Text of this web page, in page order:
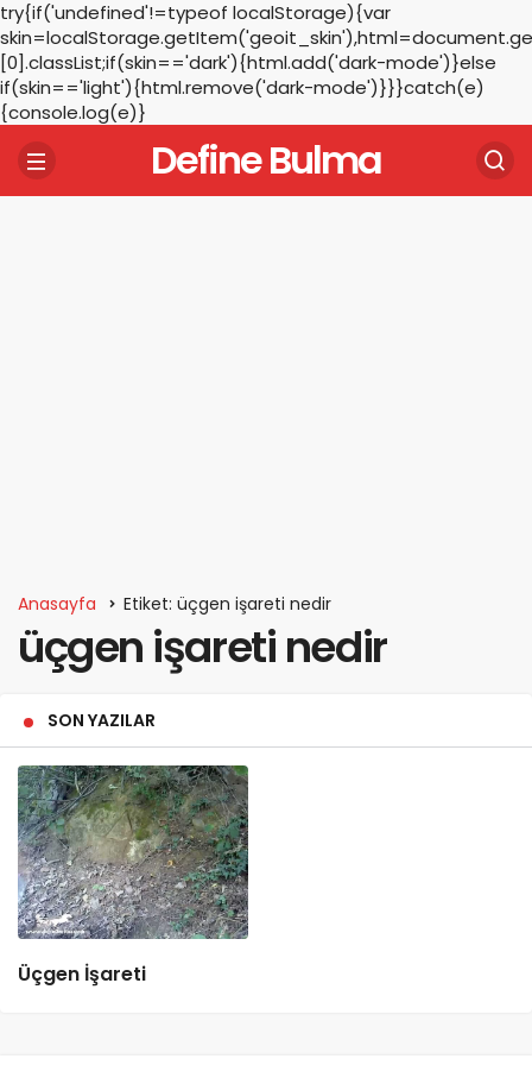
try{if('undefined'!=typeof localStorage){var
[0].classList;if(skin=='dark'){html.add('dark-mode')}else
if(skin=='light'){html.remove('dark-mode')}}}catch(e)
{console.log(e)}
Define Bulma
Anasayfa Etiket: üçgen işareti nedir
üçgen işareti nedir
SON YAZILAR
Üçgen İşareti